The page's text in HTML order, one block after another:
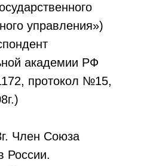
управления»)
академии РФ
протокол №15,
Член Союза
России.